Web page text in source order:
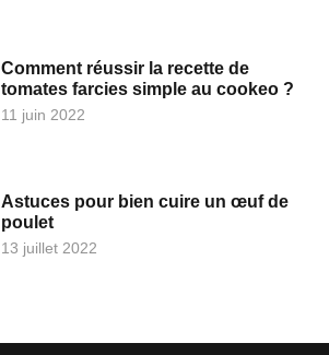
Comment réussir la recette de
tomates farcies simple au cookeo ?
11 juin 2022
Astuces pour bien cuire un œuf de
poulet
13 juillet 2022